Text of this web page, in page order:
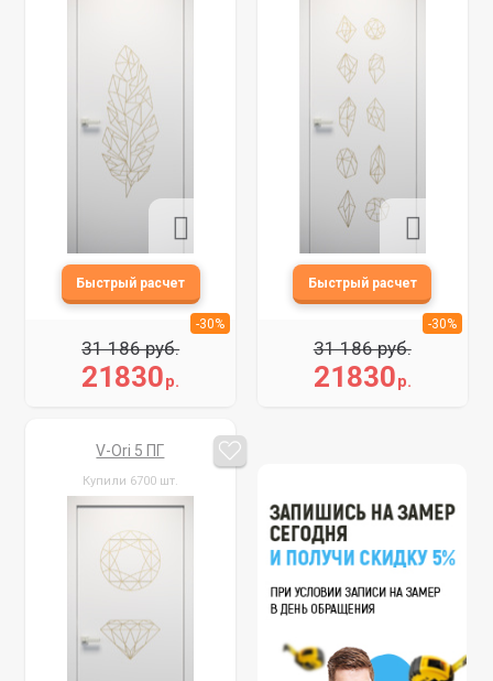
21830р.
31 186 руб.
-30%
21830р.
31 186 руб.
-30%
V-Ori 5 ПГ
Купили 6700 шт.